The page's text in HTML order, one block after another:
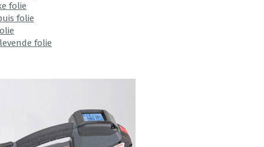
folie
folie
folie